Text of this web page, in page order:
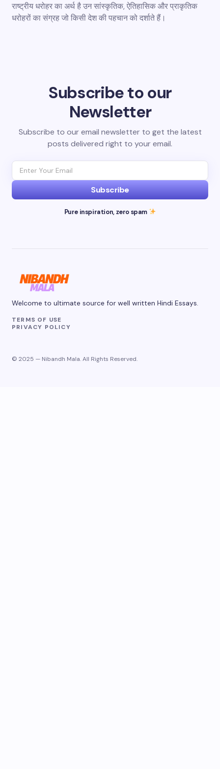
राष्ट्रीय धरोहर का अर्थ है उन सांस्कृतिक, ऐतिहासिक और प्राकृतिक
धरोहरों का संग्रह जो किसी देश की पहचान को दर्शाते हैं।
Subscribe to our
Newsletter
Subscribe to our email newsletter to get the latest
posts delivered right to your email.
Subscribe
Pure inspiration, zero spam
Welcome to ultimate source for well written Hindi Essays.
TERMS OF USE
PRIVACY POLICY
© 2025 — Nibandh Mala. All Rights Reserved.